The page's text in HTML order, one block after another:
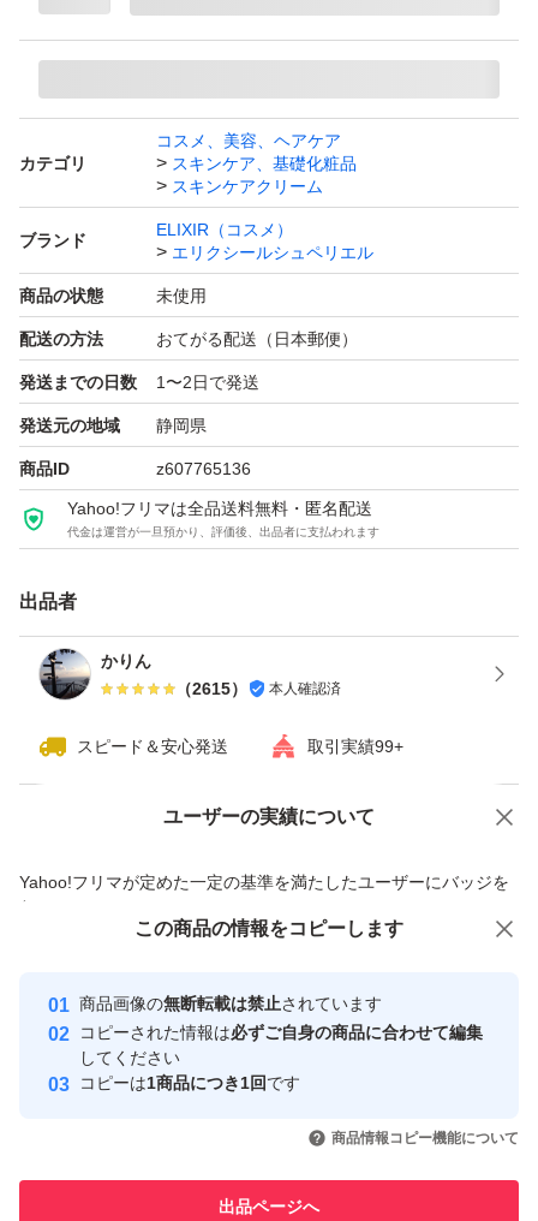
カテゴリ
コスメ、美容、ヘアケア
スキンケア、基礎化粧品
スキンケアクリーム
ブランド
ELIXIR（コスメ）
エリクシールシュペリエル
商品の状態 未使用
配送の方法 おてがる配送（日本郵便）
発送までの日数 1〜2日で発送
発送元の地域 静岡県
商品ID z607765136
Yahoo!フリマは全品送料無料・匿名配送
代金は運営が一旦預かり、評価後、出品者に支払われます
出品者
かりん
（2615） 本人確認済
スピード＆安心発送 取引実績99+
ユーザーの実績について
Yahoo!フリマが定めた一定の基準を満たしたユーザーにバッジを
付与しています
安心取引出品者
心・安全なユーザーです
取引実績
引を完了させた実績があります
での取引実績があります
価格の相談 商品への質問
この商品の情報をコピーします
商品画像の無断転載は禁止されています
コピーされた情報は必ずご自身の商品に合わせて編集
してください
コピーは1商品につき1回です
商品情報コピー機能について
出品ページへ
この商品をみている人にオススメ